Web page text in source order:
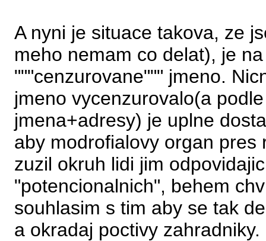
A nyni je situace takova, ze
meho nemam co delat), je
"""cenzurovane""" jmeno.
jmeno vycenzurovalo(a
jmena+adresy) je uplne
aby modrofialovy organ
zuzil okruh lidi jim
"potencionalnich", behem
souhlasim s tim aby se tak
a okradaj poctivy zahradniky.